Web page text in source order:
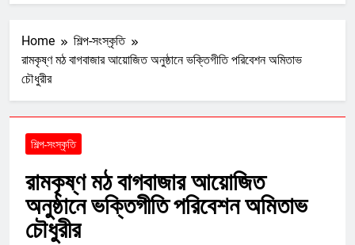
Home
শিল্প-সংস্কৃতি
রামকৃষ্ণ মঠ বাগবাজার আয়োজিত অনুষ্ঠানে ভক্তিগীতি পরিবেশন অমিতাভ
চৌধুরীর
শিল্প-সংস্কৃতি
রামকৃষ্ণ মঠ বাগবাজার আয়োজিত
অনুষ্ঠানে ভক্তিগীতি পরিবেশন অমিতাভ
চৌধুরীর